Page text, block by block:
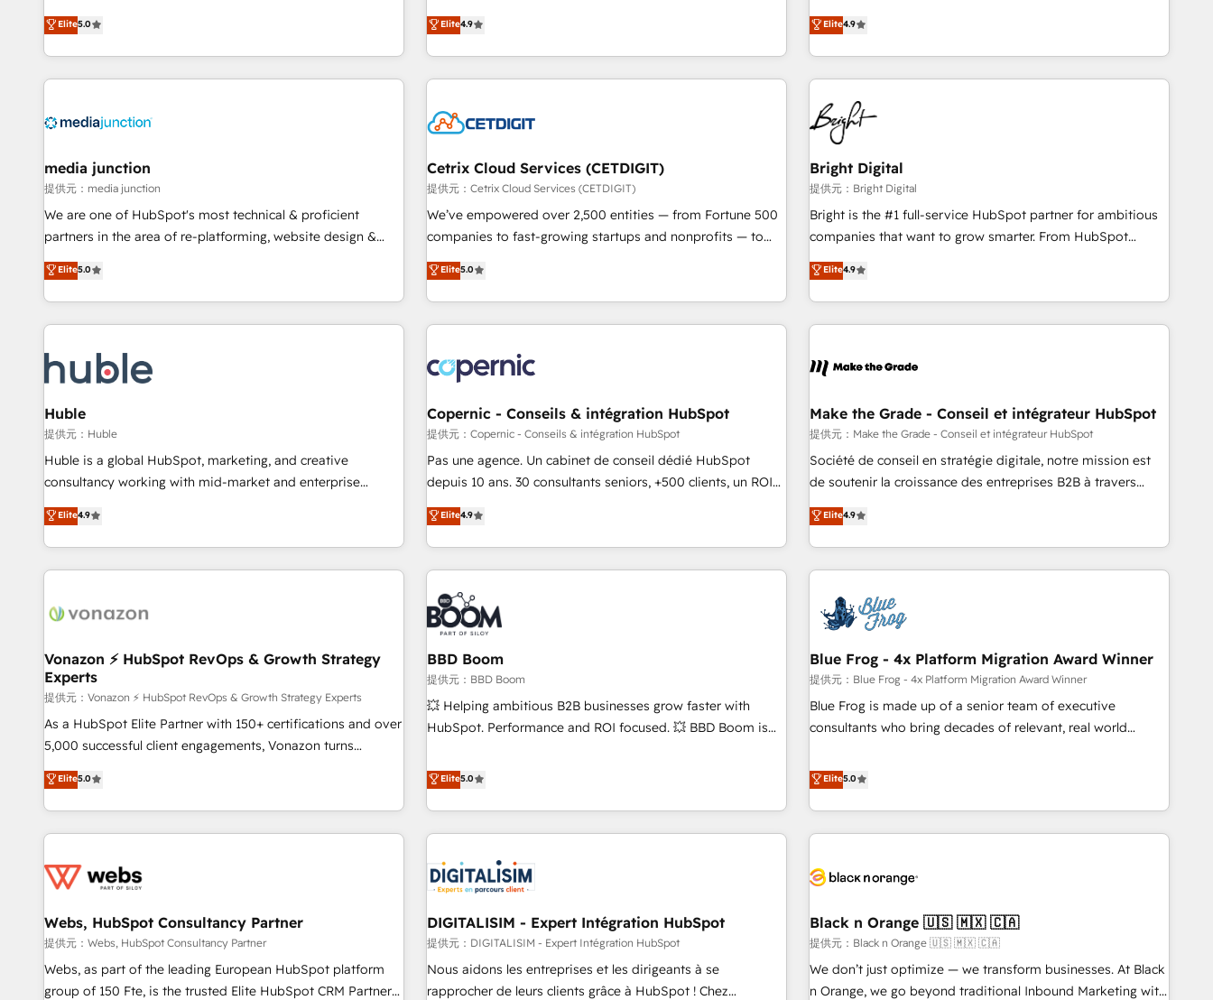
custom agents, and APIs to remove manual work. ➤
Ongoing Management: Monthly tune-ups, feature rollouts,
hire a marketing agency for an Ops problem. Don't hire a
technical agency for a growth problem. Hire a partner built
that deliver measurable impact and transform brand
experiences As one of the few full-service creative agencies
in the HubSpot ecosystem, we blend strategy, technology,
& award-winning design to build scalable, globally
campaigns, & RevOps frameworks that fuel long-term
seamless integrations, ensure long-term adoption with
change-management programs, and align marketing, sales,
and service to drive sustainable growth With 6 key
HubSpot accreditations and experience across hundreds of
one of our globally integrated teams has worked with
clients just like you Let’s explore whether S2 is the partner
Elite5.0
an agency that's experienced in every inch of HubSpot and
willing to work hand-in-hand with your team to simplify the
complex and build a better experience for your team and
customers.
Elite4.9
driving revenue growth for companies across industries
through tailored marketing, sales, and customer success
strategies, utilizing RevOps methodologies. As Latin
America's largest HubSpot partner and a global leader in
education market, we offer unparalleled insights. Operating
in five countries—Brazil, UAE (Abu Dhabi/Dubai/Sharjah),
Mexico, USA, and Portugal—we've executed over a hundred
successful operations. Our approach, rooted in RevOps
principles, integrates analysis, training, planning, and
qualification. Leveraging technology, data analytics, CRM
optimization, and inbound marketing tactics, we focus on
us to unlock your business's full potential and achieve
sustained growth in today's competitive market.
Elite4.9
media junction
提供元：media junction
We are one of HubSpot's most technical & proficient
partners in the area of re-platforming, website design &
development. We specialize in multi-hub implementations
for mid-market & enterprise companies. We are woman-
owned, powered by coffee, and we ❤️ dogs. We produce
award-winning work for our clients. 🏆2023 Technical
Award 🏆2022 Platform Migration Excellence Impact Award
🏆2020 Elite Solutions Partner 🏆2019 Integrations HubSpot
Impact Award 🏆2019 Marketing Enablement HubSpot
Impact Award 🏆2018 Website Design HubSpot Impact
Award 🏆2017 Website Design HubSpot Impact Award 🏆
2016 Growth-Driven Design Agency of the Year 🏆2016
Driven Design Agency of the Year 🏆2015 Became the 5th
Agency to reach Diamond 🏆2014 HubSpot COS
Became a HubSpot Partner 📆Founded in 1997
Elite5.0
Cetrix Cloud Services (CETDIGIT)
提供元：Cetrix Cloud Services (CETDIGIT)
We’ve empowered over 2,500 entities — from Fortune 500
companies to fast-growing startups and nonprofits — to
streamline operations, scale revenue, and unlock the full
potential of HubSpot. With deep technical and industry
expertise, we fuse automation, integration, and AI
innovation to deliver lasting impact. We specialize in: •
Onboarding for Sales, Service, Marketing & Content Hubs •
AI voice and chat agents, predictive automation, and smart
workflows • Salesforce + HubSpot integration • Website
design and CMS development • ERP integration: SAP,
NetSuite, Microsoft Dynamics, … • Data cleansing and CRM
migration from any platform • Client/member portals built
and complex integrations: SAM.gov, GovWin, QuickBooks,
PandaDoc, ClickUp, Shopify, Mapsly, WooCommerce,
Elite5.0
Bright Digital
提供元：Bright Digital
Bright is the #1 full-service HubSpot partner for ambitious
companies that want to grow smarter. From HubSpot
onboarding, to training, from developing a new website to
lead generation and digital marketing; we do it all (and with
great results)! In short, our services include: - HubSpot
consultancy: onboarding, training, data migration - HubSpot
Marketing & sales solutions: digital marketing, advertising,
and technology to improve customer experiences. With our
bright people, exciting ideas and can-do mentality, we
ensure revenue growth on a daily basis. So tell us your
challenge; our passionate and growth driven team of 100+
www.brightdigital.com
Elite4.9
Huble
提供元：Huble
Huble is a global HubSpot, marketing, and creative
consultancy working with mid-market and enterprise
businesses. We go beyond implementation, shaping the
strategy, processes, and teams that turn HubSpot into a
genuine growth engine. Named HubSpot's Global Partner of
the Year in 2024, consistently ranked among their top 5
ecosystem, Huble has built a track record that speaks for
offices and consulting teams in the UK, USA, Canada,
Germany, France, Belgium, Singapore, and South Africa.
Certified compliant with ISO/IEC 27001:2022 and ISO
9001:2015 across all seven international offices and 175+
employees.
Elite4.9
Copernic - Conseils & intégration HubSpot
提供元：Copernic - Conseils & intégration HubSpot
Pas une agence. Un cabinet de conseil dédié HubSpot
depuis 10 ans. 30 consultants seniors, +500 clients, un ROI
mesurable. Notre mission : faire de HubSpot un vrai levier
de performance pour votre organisation. Cela passe par la
compréhension de vos processus, la fiabilisation de vos
données et l'alignement de vos équipes — avant même
d'ouvrir la plateforme. Nos domaines d'intervention : -
Intégration & paramétrage HubSpot - Migration CRM &
reprise de données - Stratégie RevOps & alignement
Marketing / Sales - Data, reporting & tableaux de bord -
Onboarding, audit & optimisation - Intégrations métiers
(ERP, téléphonie, e-commerce) - Formation &
accompagnement au changement Nous intervenons auprès
industrie, éducation, banque & assurance, transport &
logistique.
Elite4.9
Make the Grade - Conseil et intégrateur HubSpot
提供元：Make the Grade - Conseil et intégrateur HubSpot
Société de conseil en stratégie digitale, notre mission est
de soutenir la croissance des entreprises B2B à travers
l’acquisition de nouveaux clients, l'intégration CRM et le
développement des revenus auprès de vos comptes
existants. En France et à l'international, nous travaillons
avec des ETI ambitieuses, des grands groupes voulant aller
florissantes. Nos 3 grandes expertises sont : ➤ L’intégration
de CRM et de méthodologie RevOps pour aligner les
équipes marketing, commerciales et support client (data
migration, synchronisation API, audit et maintenance) ➤ La
création de sites internet de conversion qui transforment
les visiteurs en opportunités d'affaires ➤ La mise en place
clés : - 10 ans d'expérience - 100+ intégrations CRM
HubSpot réussies - 40 experts conseil - 150 certifications
Elite4.9
Vonazon ⚡ HubSpot RevOps & Growth Strategy
Experts
提供元：Vonazon ⚡ HubSpot RevOps & Growth Strategy Experts
As a HubSpot Elite Partner with 150+ certifications and over
5,000 successful client engagements, Vonazon turns
marketing complexity into measurable, scalable growth.
From onboarding to enterprise-grade campaigns, our in-
house team builds scalable strategies that drive long-term
revenue. ⚙️ HubSpot Integration & Optimization • Seamless
migrations and data cleanups • Custom APIs and third-party
marketing and pipeline growth programs • Sales
enablement tools and CRM optimization • Retention
strategies with customer journey mapping 🏅 Elite-Level
HubSpot Execution • 750+ onboardings and 2,000+
Elite5.0
BBD Boom
提供元：BBD Boom
💥 Helping ambitious B2B businesses grow faster with
HubSpot. Performance and ROI focused. 💥 BBD Boom is
We work with your teams to solve all your HubSpot
challenges and improve user adoption, sales process and
marketing results. Services 📚 Onboarding your team to
HubSpot for the first time 🔧 Designing and optimising your
HubSpot set-up for better results 🌐 Website design and
build using HubSpot 🔌 Integrating HubSpot with other
Lead generation services using HubSpot Why us? - SIX
HubSpot Accreditations - awarded by HubSpot after a
rigorous process for CRM, Solutions Architecture,
Onboarding , Data Migration, Custom Integration & Platform
Elite5.0
Blue Frog - 4x Platform Migration Award Winner
提供元：Blue Frog - 4x Platform Migration Award Winner
Blue Frog is made up of a senior team of executive
consultants who bring decades of relevant, real world
trusted partner in HubSpot's ecosystem for a reason. Their
team brings over a decade of experience to the table, along
with deep knowledge of the HubSpot platform and
strategies for driving growth. They are committed to
their unique business needs. We are thrilled to have Blue
customers!" - Yamini Rangan, CEO of HubSpot “Our
experience with the team at Blue Frog has been nothing
short of extraordinary. Their years of experience and quality
of skilled staff has earned them a trusted reputation within
Elite5.0
Webs, HubSpot Consultancy Partner
提供元：Webs, HubSpot Consultancy Partner
Webs, as part of the leading European HubSpot platform
group of 150 Fte, is the trusted Elite HubSpot CRM Partner
DIGITALISIM - Expert Intégration HubSpot
提供元：DIGITALISIM - Expert Intégration HubSpot
Nous aidons les entreprises et les dirigeants à se
rapprocher de leurs clients grâce à HubSpot ! Chez
Black n Orange 🇺🇸 🇲🇽 🇨🇦
提供元：Black n Orange 🇺🇸 🇲🇽 🇨🇦
We don’t just optimize — we transform businesses. At Black
n Orange, we go beyond traditional Inbound Marketing with